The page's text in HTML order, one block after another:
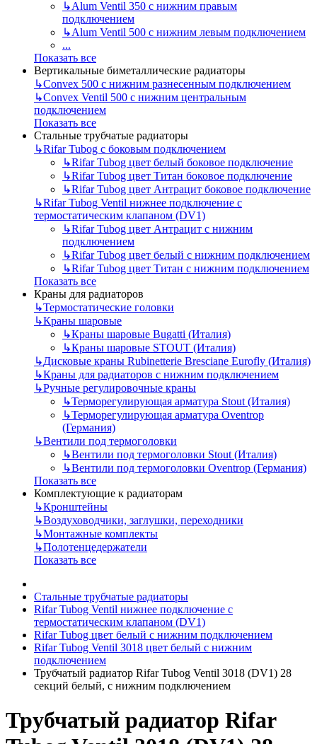
↳Alum Ventil 350 с нижним правым
подключением
↳Alum Ventil 500 с нижним левым подключением
...
Показать все
Вертикальные биметаллические радиаторы
↳Convex 500 с нижним разнесенным подключением
↳Convex Ventil 500 с нижним центральным
подключением
Показать все
Стальные трубчатые радиаторы
↳Rifar Tubog с боковым подключением
↳Rifar Tubog цвет белый боковое подключение
↳Rifar Tubog цвет Титан боковое подключение
↳Rifar Tubog цвет Антрацит боковое подключение
↳Rifar Tubog Ventil нижнее подключение с
термостатическим клапаном (DV1)
↳Rifar Tubog цвет Антрацит с нижним
подключением
↳Rifar Tubog цвет белый с нижним подключением
↳Rifar Tubog цвет Титан с нижним подключением
Показать все
Краны для радиаторов
↳Термостатические головки
↳Краны шаровые
↳Краны шаровые Bugatti (Италия)
↳Краны шаровые STOUT (Италия)
↳Дисковые краны Rubinetterie Bresciane Eurofly (Италия)
↳Краны для радиаторов с нижним подключением
↳Ручные регулировочные краны
↳Терморегулирующая арматура Stout (Италия)
↳Терморегулирующая арматура Oventrop
(Германия)
↳Вентили под термоголовки
↳Вентили под термоголовки Stout (Италия)
↳Вентили под термоголовки Oventrop (Германия)
Показать все
Комплектующие к радиаторам
↳Кронштейны
↳Воздуховодчики, заглушки, переходники
↳Монтажные комплекты
↳Полотенцедержатели
Показать все
Стальные трубчатые радиаторы
Rifar Tubog Ventil нижнее подключение с
термостатическим клапаном (DV1)
Rifar Tubog цвет белый с нижним подключением
Rifar Tubog Ventil 3018 цвет белый с нижним
подключением
Трубчатый радиатор Rifar Tubog Ventil 3018 (DV1) 28
секций белый, с нижним подключением
Трубчатый радиатор Rifar